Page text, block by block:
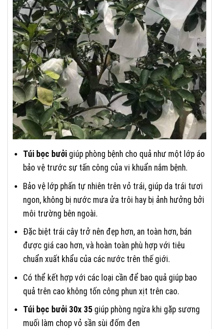
Túi bọc bưởigiúp phòng bệnh cho quả như một lớp áo
bảo vệ trước sự tấn công của vi khuẩn nắm bệnh.
Bảo vệ lớp phấn tự nhiên trên vỏ trái, giúp da trái tươi
ngon, không bị nước mưa ửa trôi hay bị ảnh hưởng bởi
môi trường bên ngoài.
Đặc biệt trái cây trở nên đẹp hơn, an toàn hơn, bán
được giá cao hơn, và hoàn toàn phù hợp với tiêu
chuẩn xuất khẩu của các nước trên thế giới.
Có thể kết hợp với các loại cần để bao quả giúp bao
quả trên cao không tốn công phun xịt trên cao.
Túi bọc bưởi 30x 35giúp phòng ngừa khi gặp sương
muối làm chop vỏ sần sùi đốm đen